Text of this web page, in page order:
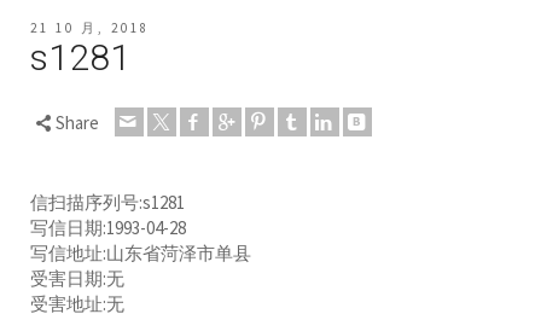
21 10 月, 2018
s1281
Share
信扫描序列号:s1281
写信日期:1993-04-28
写信地址:山东省菏泽市单县
受害日期:无
受害地址:无